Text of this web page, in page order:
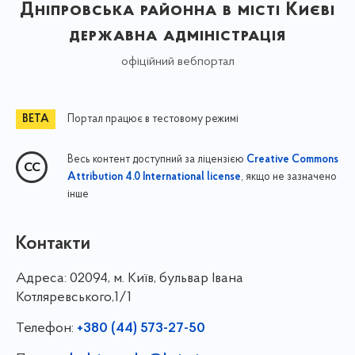
Дніпровська районна в місті Києві
державна адміністрація
офіційний вебпортал
Портал працює в тестовому режимі
Весь контент доступний за ліцензією Creative Commons
Attribution 4.0 International license, якщо не зазначено
інше
Контакти
Адреса: 02094, м. Київ, бульвар Івана
Котляревського,1/1
Телефон: +380 (44) 573-27-50